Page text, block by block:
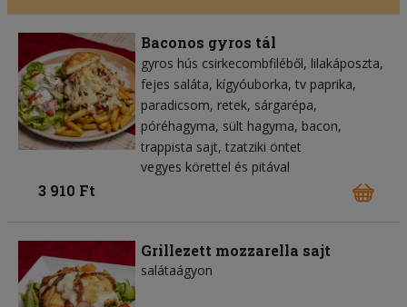
Baconos gyros tál
gyros hús csirkecombfiléből lilakáposzta
fejes saláta kígyóuborka tv paprika
paradicsom retek sárgarépa
póréhagyma sült hagyma bacon
trappista sajt tzatziki öntet
vegyes körettel és pitával
3 910 Ft
Grillezett mozzarella sajt
salátaágyon